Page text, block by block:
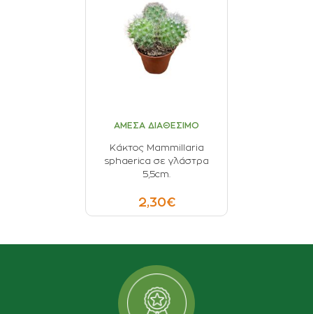
ΑΜΕΣΑ ΔΙΑΘΕΣΙΜΟ
Κάκτος Mammillaria
sphaerica σε γλάστρα
5,5cm.
2,30€